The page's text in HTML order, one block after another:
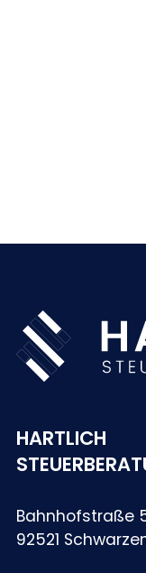
HARTLICH
Bahnhofstraße
92521